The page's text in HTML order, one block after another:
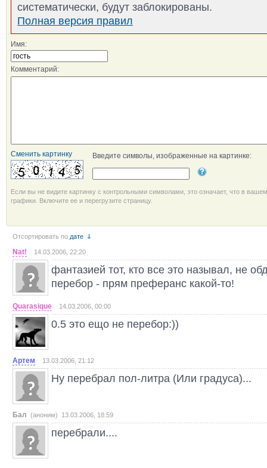
систематически, будут заблокированы.
Полная версия правил
Имя:
Комментарий:
Сменить картинку Введите символы, изображенные на картинке:
Если вы не видите картинку с контрольными символами, это означает, что в
графики. Включите ее и перегрузите страницу.
Отсортировать по дате
Nat! 14.03.2006, 22:20
фантазией тот, кто все это называл, не
перебор - прям преферанс какой-то!
Quarasique 14.03.2006, 00:00
0.5 это ещо не перебор:))
Артем 13.03.2006, 21:12
Ну перебрал пол-литра (Или градуса)...
Бал (аноним) 13.03.2006, 18:59
перебрали....